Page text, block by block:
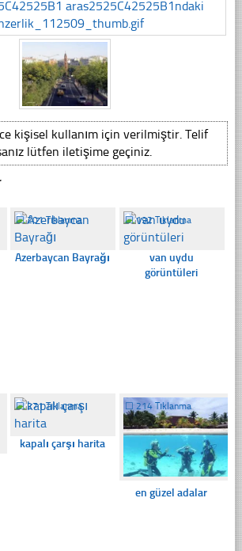
kişisel kullanım için verilmiştir. Telif
lütfen iletişime geçiniz.
☐201 Tıklanma
Azerbaycan Bayrağı
☐192 Tıklanma
van uydu
görüntüleri
☐271 Tıklanma
kapalı çarşı harita
☐ 214 Tıklanma
en güzel adalar